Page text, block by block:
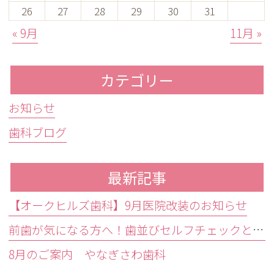
26
27 28 29 30 31
« 9月 11月 »
カテゴリー
お知らせ
歯科ブログ
最新記事
【オークヒルズ歯科】9月医院改装のお知らせ
前歯が気になる方へ！歯並びセルフチェックと治療が必要な目安
8月のご案内 やなぎさわ歯科